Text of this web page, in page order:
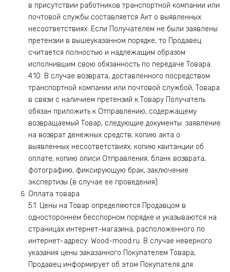
в присутствии работников транспортной компании или
почтовой службы составляется Акт о выявленных
несоответствиях. Если Получателем не были заявлены
претензии в вышеуказанном порядке, то Продавец
считается полностью и надлежащим образом
исполнившим свою обязанность по передаче Товара.
4.10. В случае возврата, доставленного посредством
транспортной компании или почтовой службой, Товара
в связи с наличием претензий к Товару Получатель
обязан приложить к Отправлению, содержащему
возвращаемый Товар, следующие документы: заявление
на возврат денежных средств; копию акта о
выявленных несоответствиях; копию квитанции об
оплате; копию описи Отправления; бланк возврата,
фотографию, фиксирующую брак, заключение
экспертизы (в случае ее проведения).
Оплата товара
5.1. Цены на Товар определяются Продавцом в
одностороннем бесспорном порядке и указываются на
страницах интернет-магазина, расположенного по
интернет-адресу: Wood-mood.ru. В случае неверного
указания цены заказанного Покупателем Товара,
Продавец информирует об этом Покупателя для